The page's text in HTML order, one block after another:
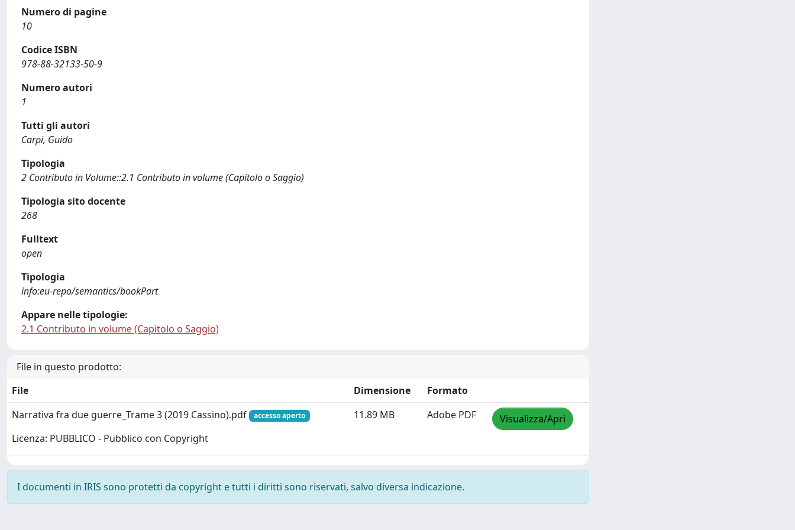
Numero di pagine
10
Codice ISBN
978-88-32133-50-9
Numero autori
1
Tutti gli autori
Carpi, Guido
Tipologia
2 Contributo in Volume::2.1 Contributo in volume (Capitolo o Saggio)
Tipologia sito docente
268
Fulltext
open
Tipologia
info:eu-repo/semantics/bookPart
Appare nelle tipologie:
2.1 Contributo in volume (Capitolo o Saggio)
File in questo prodotto:
File
Dimensione
Formato
Narrativa fra due guerre_Trame 3 (2019 Cassino).pdf
accesso aperto
Licenza: PUBBLICO - Pubblico con Copyright
11.89 MB Adobe PDF Visualizza/Apri
I documenti in IRIS sono protetti da copyright e tutti i diritti sono riservati, salvo diversa indicazione.